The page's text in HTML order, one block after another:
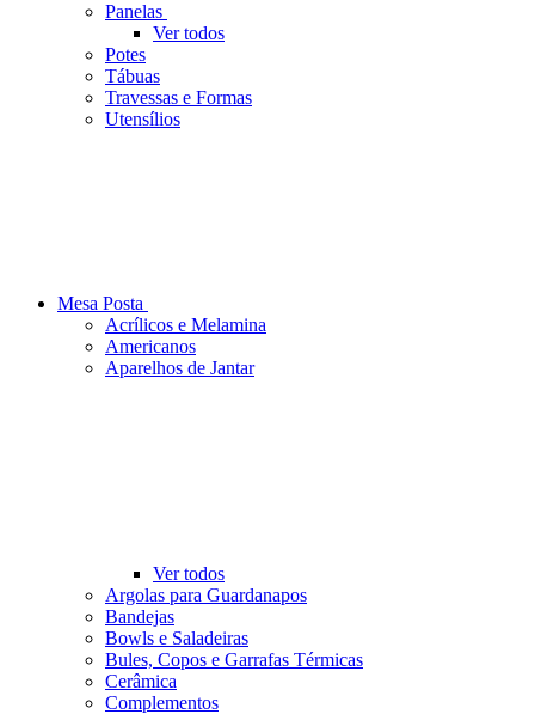
Panelas
Ver todos
Potes
Tábuas
Travessas e Formas
Utensílios
Mesa Posta
Acrílicos e Melamina
Americanos
Aparelhos de Jantar
Ver todos
Argolas para Guardanapos
Bandejas
Bowls e Saladeiras
Bules, Copos e Garrafas Térmicas
Cerâmica
Complementos